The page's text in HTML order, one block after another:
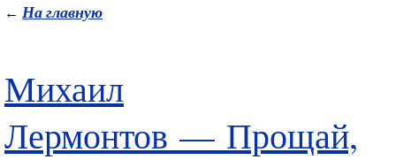
← На главную
Михаил
Лермонтов — Прощай,